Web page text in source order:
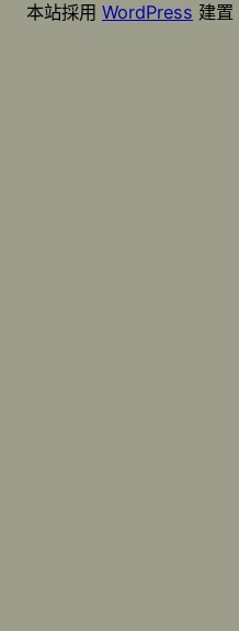
本站採用 WordPress 建置